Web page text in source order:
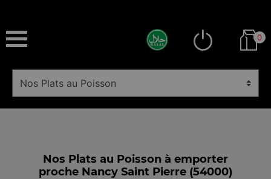
0
Nos Plats au Poisson à emporter
proche Nancy Saint Pierre (54000)